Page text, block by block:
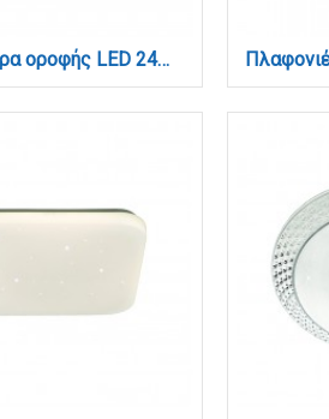
Πλαφονιέρα οροφής LED 24W 3CCT (by tuya) από λευκό ακρυλικό D:40cm (42020-B-White)